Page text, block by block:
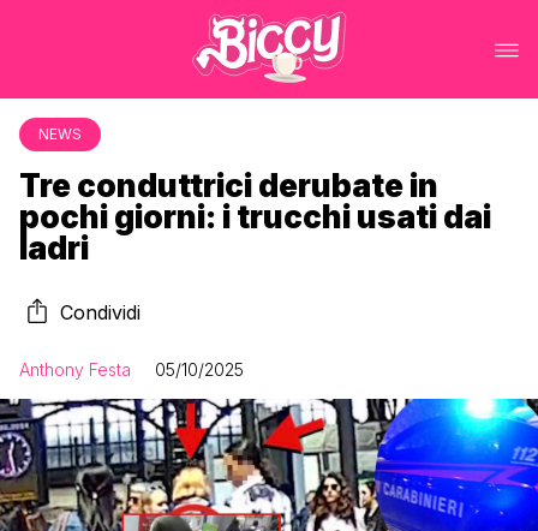
NEWS
Tre conduttrici derubate in
pochi giorni: i trucchi usati dai
ladri
Condividi
Anthony Festa 05/10/2025